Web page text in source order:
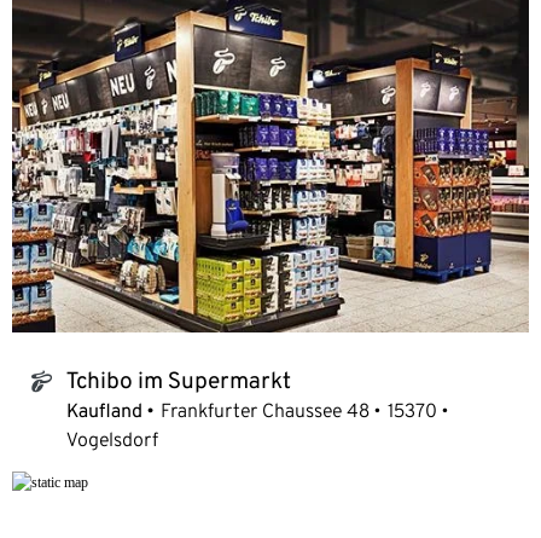
tchibo_logo Tchibo im Supermarkt
Kaufland Frankfurter Chaussee 48
15370
Vogelsdorf